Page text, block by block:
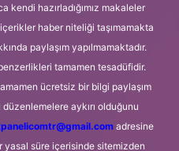
kendi hazırladığımız makaleler
haber niteliği taşımamakta
paylaşım yapılmamaktadır.
tamamen tesadüfidir.
ücretsiz bir bilgi paylaşım
aykırı olduğunu
adresine
süre içerisinde sitemizden